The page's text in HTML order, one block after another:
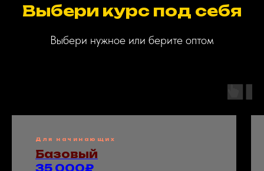
Выбери курс под себя
Выбери нужное или берите оптом
Для начинающих
Базовый
35 000₽